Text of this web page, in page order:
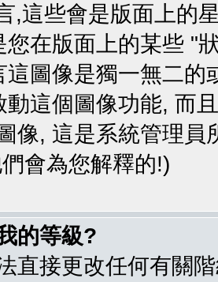
,這些會是版面上的
您在版面上的某些 "
這圖像是獨一無二
動這個圖像功能, 而
像, 這是系統管理
會為您解釋的!)
的等級?
直接更改任何有關